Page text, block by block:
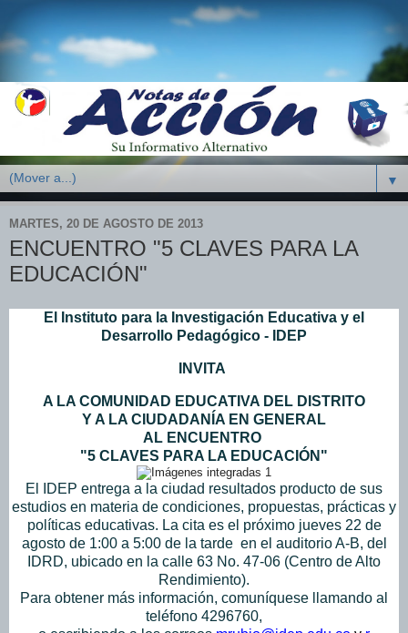
▼
MARTES, 20 DE AGOSTO DE 2013
ENCUENTRO "5 CLAVES PARA LA
EDUCACIÓN"
El Instituto para la Investigación Educativa y el
Desarrollo Pedagógico - IDEP
INVITA
A LA COMUNIDAD EDUCATIVA DEL DISTRITO
Y A LA CIUDADANÍA EN GENERAL
AL ENCUENTRO
"5 CLAVES PARA LA EDUCACIÓN"
El IDEP entrega a la ciudad resultados producto de sus
estudios en materia de condiciones, propuestas, prácticas y
políticas educativas. La cita es el próximo jueves 22 de
agosto de 1:00 a 5:00 de la tarde en el auditorio A-B, del
IDRD, ubicado en la calle 63 No. 47-06 (Centro de Alto
Rendimiento).
Para obtener más información, comuníquese llamando al
teléfono 4296760,